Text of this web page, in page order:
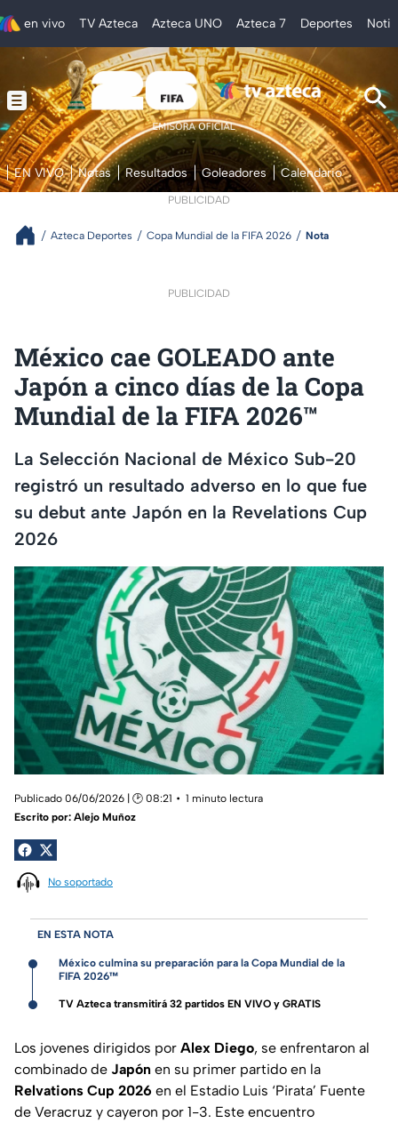
en vivo TV Azteca Azteca UNO Azteca 7 Deportes
EN VIVO Notas Resultados Goleadores Calendario
PUBLICIDAD
Azteca Deportes Copa Mundial de la FIFA 2026 Nota
PUBLICIDAD
México cae GOLEADO ante
Japón a cinco días de la Copa
Mundial de la FIFA 2026™
La Selección Nacional de México Sub-20
registró un resultado adverso en lo que fue
su debut ante Japón en la Revelations Cup
2026
Publicado 06/06/2026 | 🕑 08:21
1 minuto lectura
Escrito por: Alejo Muñoz
No soportado
EN ESTA NOTA
México culmina su preparación para la Copa Mundial de la
FIFA 2026™
TV Azteca transmitirá 32 partidos EN VIVO y GRATIS
Los jovenes dirigidos por Alex Diego, se enfrentaron al
combinado de Japón en su primer partido en la
Relvations Cup 2026 en el Estadio Luis ‘Pirata’ Fuente
de Veracruz y cayeron por 1-3. Este encuentro